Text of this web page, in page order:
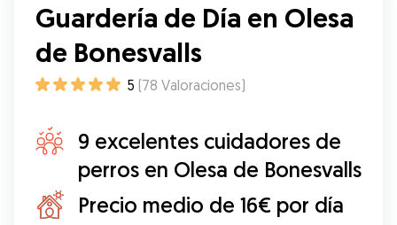
Guardería de Día en Olesa
de Bonesvalls
5 (78 Valoraciones)
9 excelentes cuidadores de
perros en Olesa de Bonesvalls
Precio medio de 16€ por día